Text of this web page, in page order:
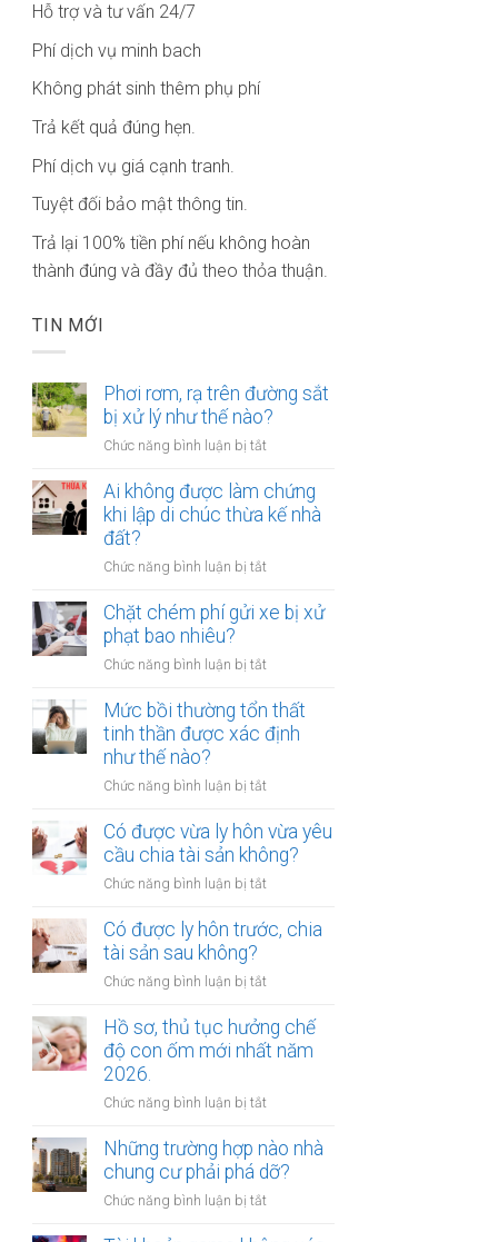
Hỗ trợ và tư vấn 24/7
Phí dịch vụ minh bach
Không phát sinh thêm phụ phí
Trả kết quả đúng hẹn.
Phí dịch vụ giá cạnh tranh.
Tuyệt đối bảo mật thông tin.
Trả lại 100% tiền phí nếu không hoàn
thành đúng và đầy đủ theo thỏa thuận.
TIN MỚI
Phơi rơm, rạ trên đường sắt
bị xử lý như thế nào?
Chức năng bình luận bị tắt
rơm,
rạ
sắt
xử
nào?
Ai không được làm chứng
khi lập di chúc thừa kế nhà
đất?
Chức năng bình luận bị tắt
không
chứng
lập
di
đất?
Chặt chém phí gửi xe bị xử
phạt bao nhiêu?
Chức năng bình luận bị tắt
chém
phí
gửi
bị
phạt
bao
Mức bồi thường tổn thất
tinh thần được xác định
như thế nào?
Chức năng bình luận bị tắt
bồi
thường
tổn
thất
thần
thế
nào?
Có được vừa ly hôn vừa yêu
cầu chia tài sản không?
Chức năng bình luận bị tắt
được
hôn
yêu
cầu
không?
Có được ly hôn trước, chia
tài sản sau không?
Chức năng bình luận bị tắt
được
ly
chia
sản
sau
Hồ sơ, thủ tục hưởng chế
độ con ốm mới nhất năm
2026.
Chức năng bình luận bị tắt
sơ,
thủ
hưởng
Những trường hợp nào nhà
chung cư phải phá dỡ?
Chức năng bình luận bị tắt